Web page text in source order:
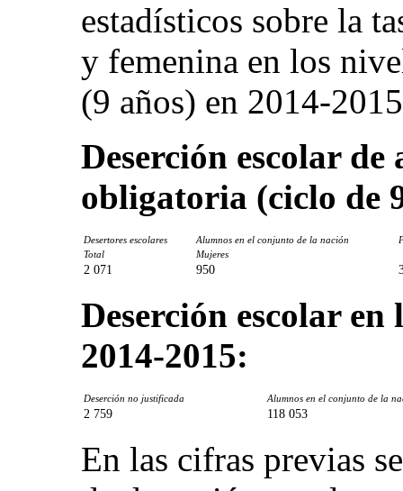
estadísticos sobre la
y femenina en los
(9 años) en 2014-
Deserción escolar de
obligatoria (ciclo de
Desertores escolares Alumnos en el conjunto de la nación
Total
Mujeres
2 071 950
Deserción escolar en
2014-2015:
Deserción no justificada Alumnos en el conjunto de la
2 759 118 053
En las cifras previas